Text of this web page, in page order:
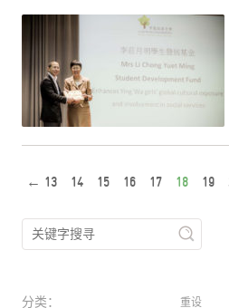
← 13 14 15 16 17 18 19
分类： 重设